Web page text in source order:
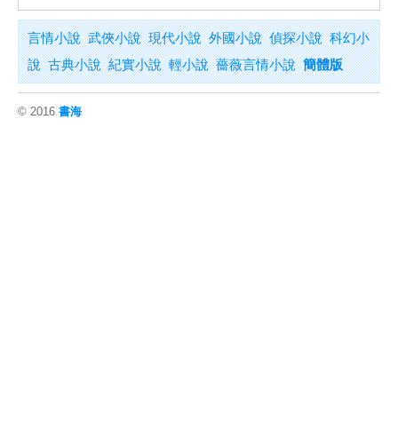
言情小說 武俠小說 現代小說 外國小說 偵探小說 科幻小
說 古典小說 紀實小說 輕小說 薔薇言情小說 簡體版
© 2016 書海